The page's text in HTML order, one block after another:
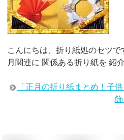
こんにちは、折り紙処のセツ
月関連に 関係ある折り紙を 紹
「正月の折り紙まとめ！子